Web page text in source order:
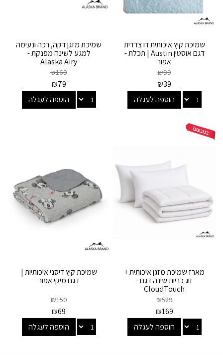
שמיכת קיץ איכותית דו צדדית
דגם אוסטין Austin | תכלת -
אפור
₪99
₪39
הוספה לעגלה
שמיכת מזגן דקה, רכה ונעימה
למגע לשינה מפנקת -
Alaska Airy
₪169
₪79
הוספה לעגלה
מארז שמיכת מזגן איכותית +
זוג כריות שינה דגם -
CloudTouch
₪529
₪169
הוספה לעגלה
שמיכת קיץ דיסני איכותיות |
דגם מיקי אפור
₪150
₪69
הוספה לעגלה